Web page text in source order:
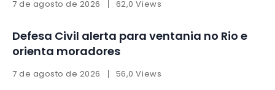
7 de agosto de 2026 62,0 Views
Defesa Civil alerta para ventania no Rio e
orienta moradores
7 de agosto de 2026 56,0 Views